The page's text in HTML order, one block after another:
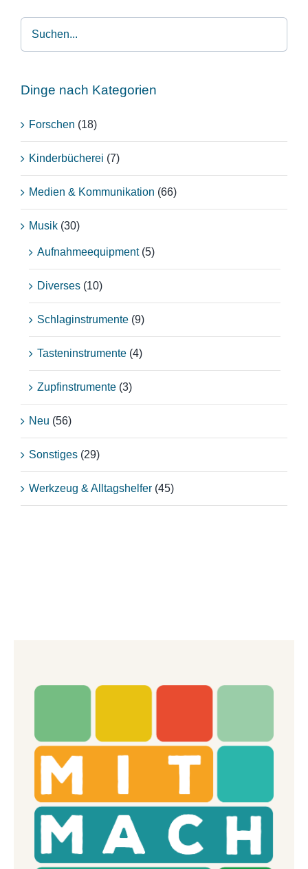
Dinge nach Kategorien
Forschen (18)
Kinderbücherei (7)
Medien & Kommunikation (66)
Musik (30)
Aufnahmeequipment (5)
Diverses (10)
Schlaginstrumente (9)
Tasteninstrumente (4)
Zupfinstrumente (3)
Neu (56)
Sonstiges (29)
Werkzeug & Alltagshelfer (45)